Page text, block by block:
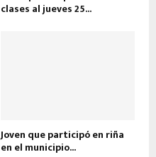
clases al jueves 25...
Joven que participó en riña
en el municipio...